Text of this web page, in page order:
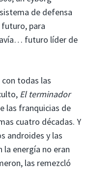
de defensa
para
futuro líder de
todas las
El terminador
las franquicias de
cuatro décadas. Y
androides y las
energía no eran
las remezcló